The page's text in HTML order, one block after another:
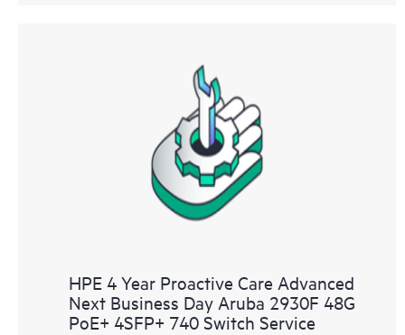
HPE 4 Year Proactive Care Advanced
Next Business Day Aruba 2930F 48G
PoE+ 4SFP+ 740 Switch Service